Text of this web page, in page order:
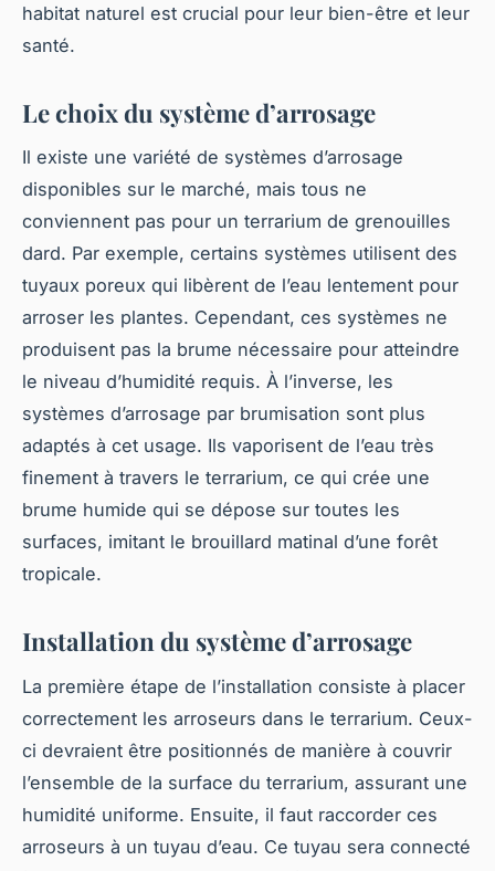
habitat naturel est crucial pour leur bien-être et leur
santé.
Le choix du système d’arrosage
Il existe une variété de systèmes d’arrosage
disponibles sur le marché, mais tous ne
conviennent pas pour un terrarium de grenouilles
dard. Par exemple, certains systèmes utilisent des
tuyaux poreux qui libèrent de l’eau lentement pour
arroser les plantes. Cependant, ces systèmes ne
produisent pas la brume nécessaire pour atteindre
le niveau d’humidité requis. À l’inverse, les
systèmes d’arrosage par brumisation sont plus
adaptés à cet usage. Ils vaporisent de l’eau très
finement à travers le terrarium, ce qui crée une
brume humide qui se dépose sur toutes les
surfaces, imitant le brouillard matinal d’une forêt
tropicale.
Installation du système d’arrosage
La première étape de l’installation consiste à placer
correctement les arroseurs dans le terrarium. Ceux-
ci devraient être positionnés de manière à couvrir
l’ensemble de la surface du terrarium, assurant une
humidité uniforme. Ensuite, il faut raccorder ces
arroseurs à un tuyau d’eau. Ce tuyau sera connecté